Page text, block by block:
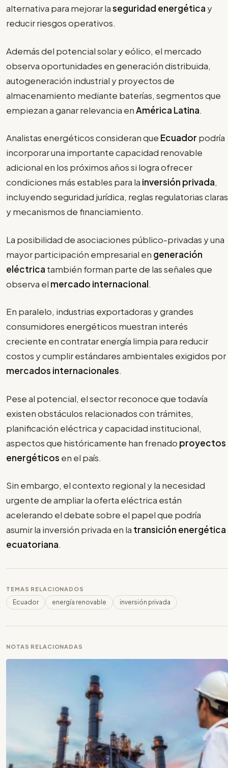
alternativa para mejorar laseguridad energética y
reducir riesgos operativos.
Además del potencial solar y eólico, el mercado
observa oportunidades en generación distribuida,
autogeneración industrial y proyectos de
almacenamiento mediante baterías, segmentos que
empiezan a ganar relevancia enAmérica Latina.
Analistas energéticos consideran que Ecuador podría
incorporar una importante capacidad renovable
adicional en los próximos años si logra ofrecer
condiciones más estables para la inversión privada,
incluyendo seguridad jurídica, reglas regulatorias claras
y mecanismos de financiamiento.
La posibilidad de asociaciones público-privadas y una
mayor participación empresarial en generación
eléctrica también forman parte de las señales que
observa el mercado internacional.
En paralelo, industrias exportadoras y grandes
consumidores energéticos muestran interés
creciente en contratar energía limpia para reducir
costos y cumplir estándares ambientales exigidos por
mercados internacionales.
Pese al potencial, el sector reconoce que todavía
existen obstáculos relacionados con trámites,
planificación eléctrica y capacidad institucional,
aspectos que históricamente han frenado proyectos
energéticos en el país.
Sin embargo, el contexto regional y la necesidad
urgente de ampliar la oferta eléctrica están
acelerando el debate sobre el papel que podría
asumir la inversión privada en la transición energética
ecuatoriana.
TEMAS RELACIONADOS
Ecuador energía renovable inversión privada
NOTAS RELACIONADAS